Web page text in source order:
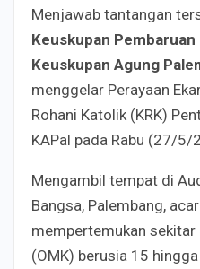
Menjawab tantangan
Keuskupan
Keuskupan Agung
menggelar Perayaan
Rohani Katolik (KRK)
KAPal pada Rabu (27/5/
Mengambil tempat di
Bangsa, Palembang,
mempertemukan
(OMK) berusia 15